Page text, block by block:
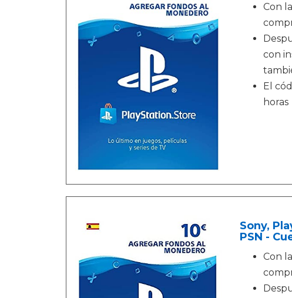
Con
con
El
horas
Sony,
PSN -
Con